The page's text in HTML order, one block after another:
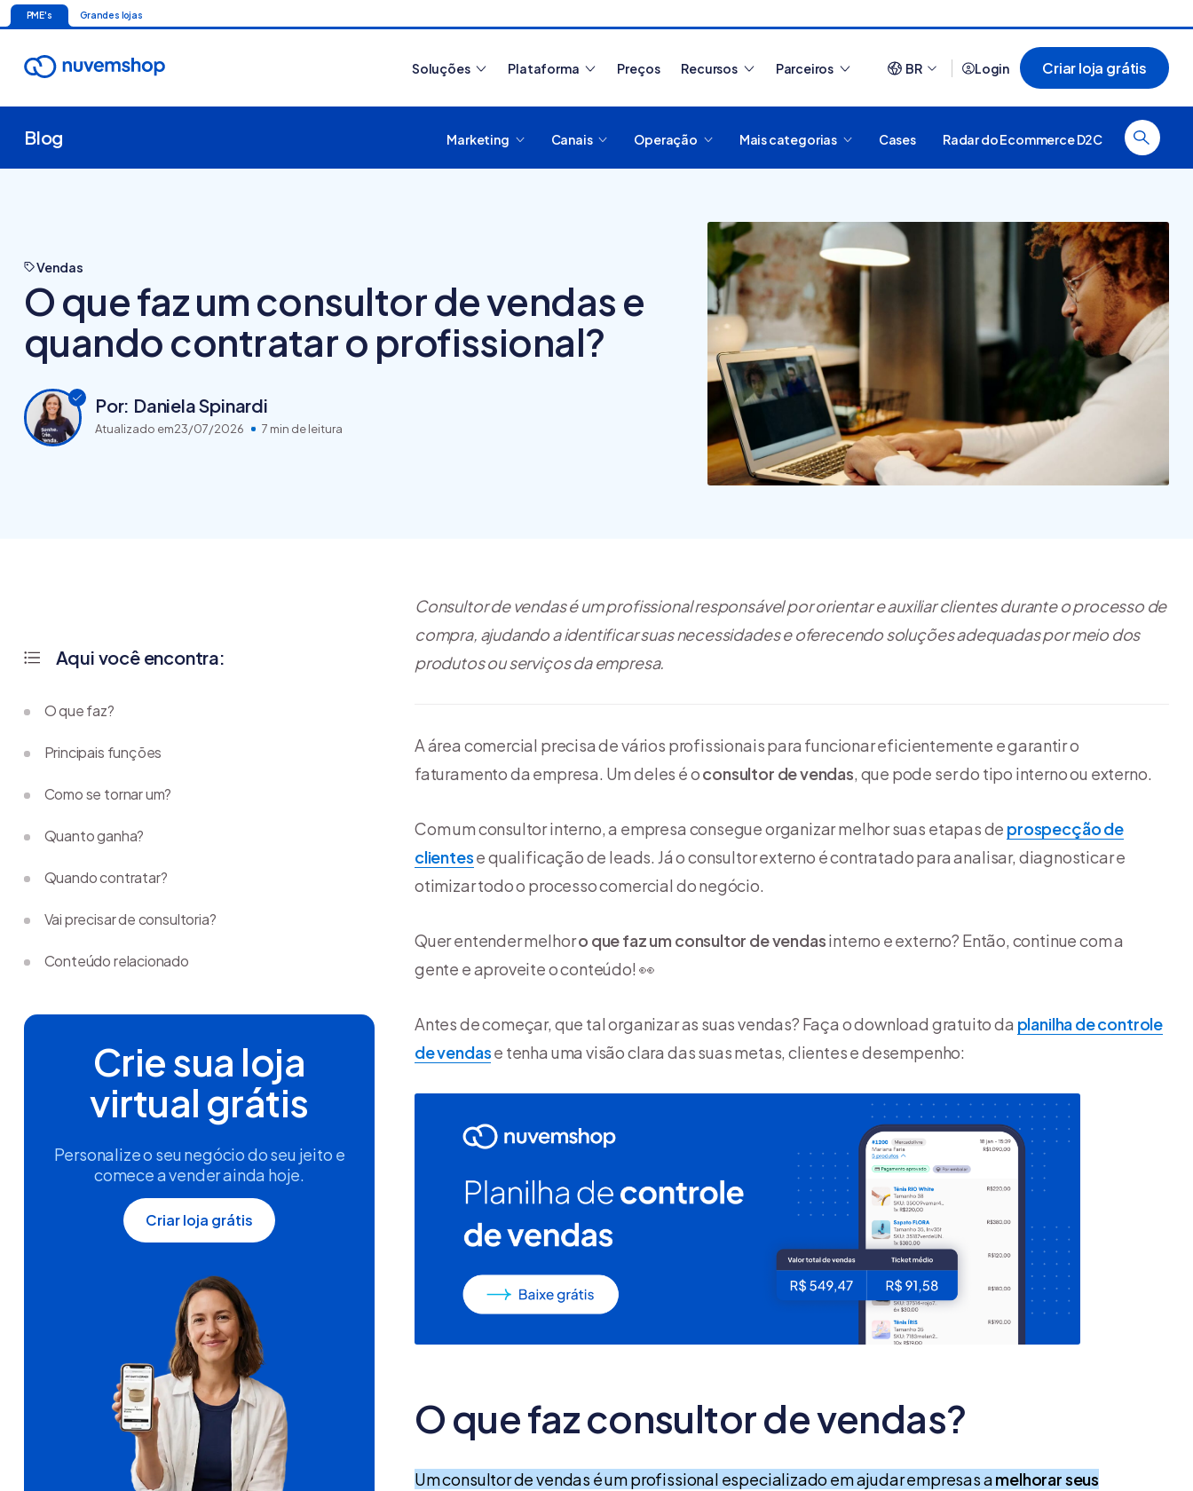
PME's Grandes lojas
Soluções Plataforma Preços Recursos
Como migrar de
plataforma de
e-commerce?
O que é
plataforma
digital, como
funciona e quais
são os tipos?
[guia]
44 sites que usam Nuvemshop para te
inspirar a ter o seu negó...
Parceiros BR Login Criar loja grátis
Blog Marketing Canais Operação Mais categorias Cases Radar do Ecommerce D2C
Vendas
O que faz um consultor de vendas e
quando contratar o profissional?
Por: Daniela Spinardi
Atualizado em23/07/2026 7 min de leitura
Consultor de vendas é um profissional responsável por orientar e auxiliar clientes durante o processo de
compra, ajudando a identificar suas necessidades e oferecendo soluções adequadas por meio dos
produtos ou serviços da empresa.
A área comercial precisa de vários profissionais para funcionar eficientemente e garantir o
faturamento da empresa. Um deles é oconsultor de vendas, que pode ser do tipo interno ou externo.
Com um consultor interno, a empresa consegue organizar melhor suas etapas de prospecção de
clientese qualificação de leads. Já o consultor externo é contratado para analisar, diagnosticar e
otimizar todo o processo comercial do negócio.
Quer entender melhoro que faz um consultor de vendasinterno e externo? Então, continue com a
gente e aproveite o conteúdo! 👀
Antes de começar, que tal organizar as suas vendas? Faça o download gratuito da planilha de controle
de vendase tenha uma visão clara das suas metas, clientes e desempenho:
O que faz consultor de vendas?
Um consultor de vendas é um profissional especializado em ajudar empresas amelhorar seus
Aqui você encontra:
O que faz?
Principais funções
Como se tornar um?
Quanto ganha?
Quando contratar?
Vai precisar de consultoria?
Conteúdo relacionado
Crie sua loja
virtual grátis
Personalize o seu negócio do seu jeito e
comece a vender ainda hoje.
Criar loja grátis